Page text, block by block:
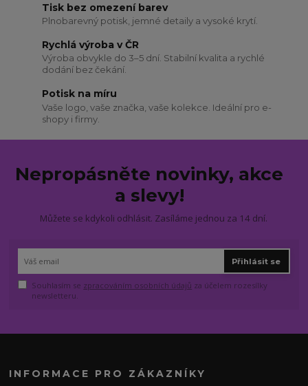
Tisk bez omezení barev
Plnobarevný potisk, jemné detaily a vysoké krytí.
Rychlá výroba v ČR
Výroba obvykle do 3–5 dní. Stabilní kvalita a rychlé
dodání bez čekání.
Potisk na míru
Vaše logo, vaše značka, vaše kolekce. Ideální pro e-
shopy i firmy.
Nepropásněte novinky, akce
a slevy!
Můžete se kdykoli odhlásit. Zasíláme jednou za 14 dní.
Přihlásit se
Souhlasím se zpracováním osobních údajů za účelem rozesílky
newsletteru.
INFORMACE PRO ZÁKAZNÍKY